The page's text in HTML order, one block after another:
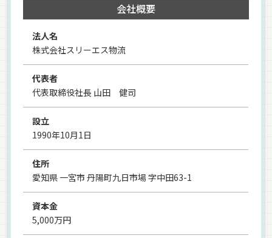
会社概要
法人名
株式会社スリーエス物流
代表者
代表取締役社長 山田 健司
設立
1990年10月1日
住所
愛知県 一宮市 丹陽町九日市場 字中田63-1
資本金
5,000万円